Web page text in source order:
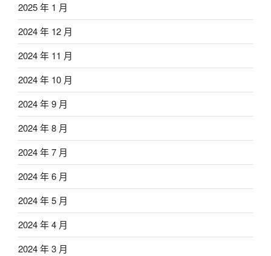
2025 年 1 月
2024 年 12 月
2024 年 11 月
2024 年 10 月
2024 年 9 月
2024 年 8 月
2024 年 7 月
2024 年 6 月
2024 年 5 月
2024 年 4 月
2024 年 3 月